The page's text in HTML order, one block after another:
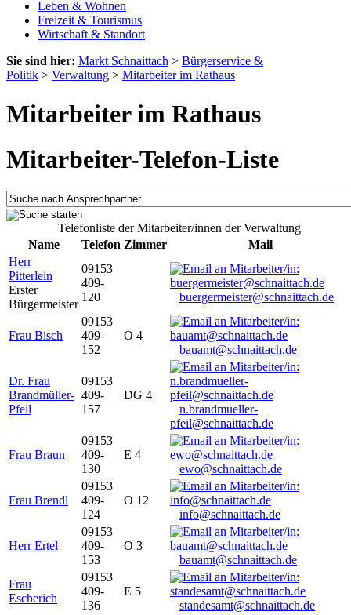
Leben & Wohnen
Freizeit & Tourismus
Wirtschaft & Standort
Sie sind hier: Markt Schnaittach > Bürgerservice &
Politik > Verwaltung > Mitarbeiter im Rathaus
Mitarbeiter im Rathaus
Mitarbeiter-Telefon-Liste
Telefonliste der Mitarbeiter/innen der Verwaltung
Name
Telefon Zimmer
Mail
Herr
Pitterlein
Erster
Bürgermeister
09153
409-
120
buergermeister@schnaittach.de
Frau Bisch
09153
409-
152
O 4
bauamt@schnaittach.de
Dr. Frau
Brandmüller-
Pfeil
09153
409-
157
DG 4
n.brandmueller-
pfeil@schnaittach.de
Frau Braun
09153
409-
130
E 4
ewo@schnaittach.de
Frau Brendl
09153
409-
124
O 12
info@schnaittach.de
Herr Ertel
09153
409-
153
O 3
bauamt@schnaittach.de
Frau
Escherich
09153
409-
136
E 5
standesamt@schnaittach.de